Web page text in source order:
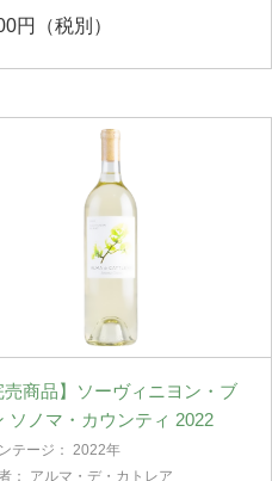
円（税別）
売商品】ソーヴィニヨン・ブ
ソノマ・カウンティ 2022
テージ： 2022年
： アルマ・デ・カトレア